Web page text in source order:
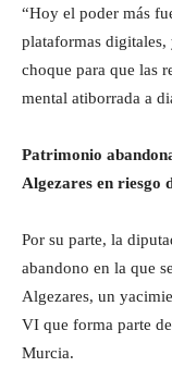
“Hoy el poder más
plataformas
choque para que las
mental atiborrada a
Patrimonio
Algezares en riesgo
Por su parte, la
abandono en la que
Algezares, un
VI que forma parte
Murcia.